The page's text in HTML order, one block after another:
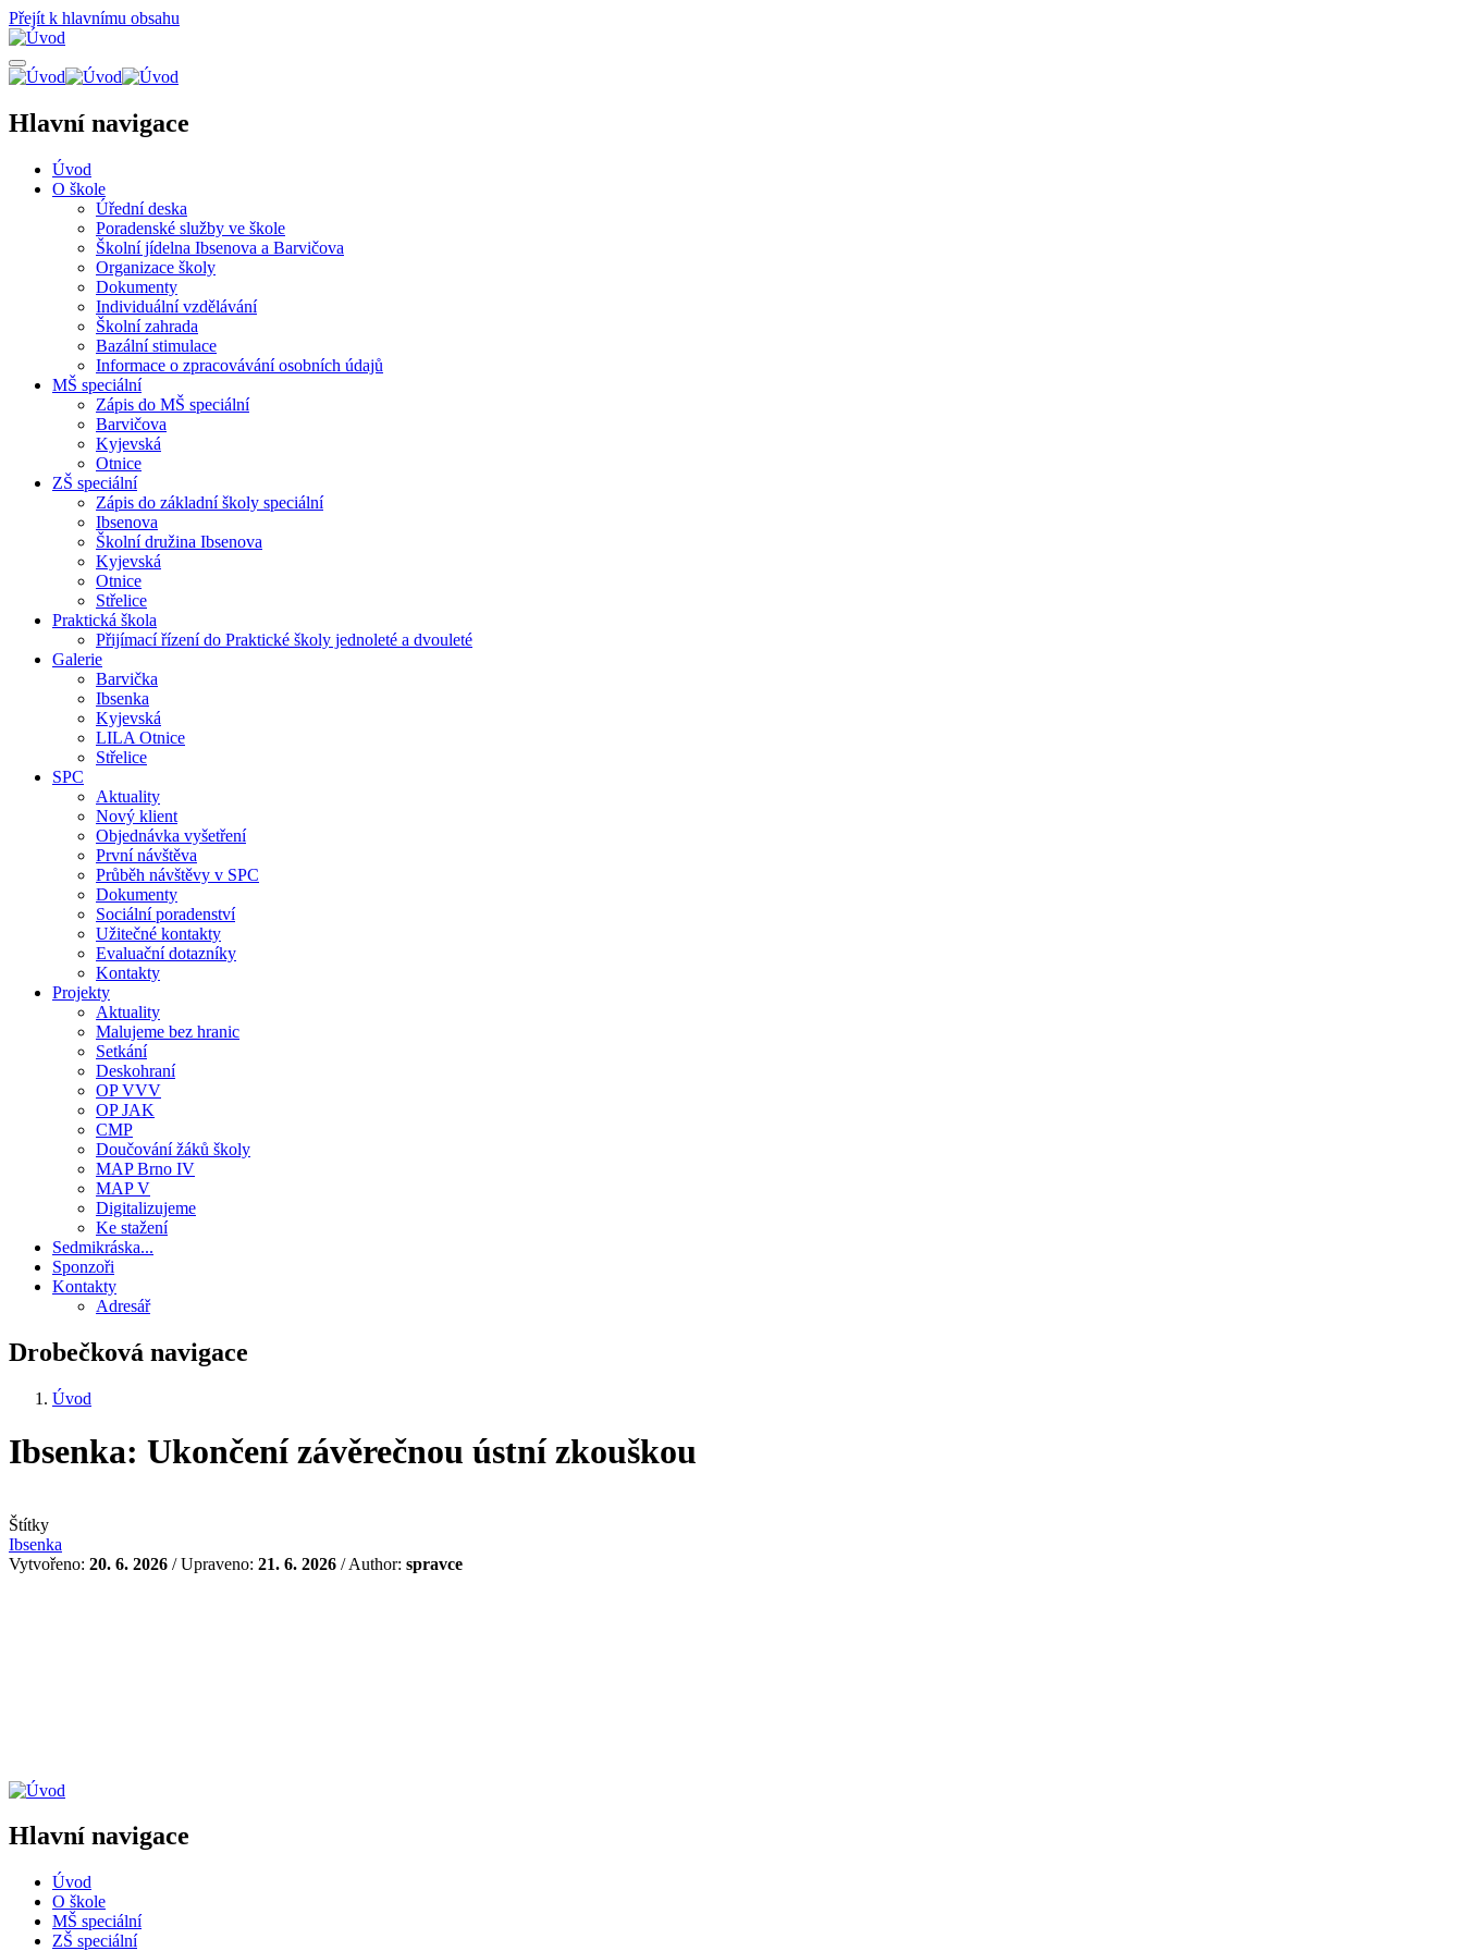
Přejít k hlavnímu obsahu
Hlavní navigace
Úvod
O škole
Úřední deska
Poradenské služby ve škole
Školní jídelna Ibsenova a Barvičova
Organizace školy
Dokumenty
Individuální vzdělávání
Školní zahrada
Bazální stimulace
Informace o zpracovávání osobních údajů
MŠ speciální
Zápis do MŠ speciální
Barvičova
Kyjevská
Otnice
ZŠ speciální
Zápis do základní školy speciální
Ibsenova
Školní družina Ibsenova
Kyjevská
Otnice
Střelice
Praktická škola
Přijímací řízení do Praktické školy jednoleté a dvouleté
Galerie
Barvička
Ibsenka
Kyjevská
LILA Otnice
Střelice
SPC
Aktuality
Nový klient
Objednávka vyšetření
První návštěva
Průběh návštěvy v SPC
Dokumenty
Sociální poradenství
Užitečné kontakty
Evaluační dotazníky
Kontakty
Projekty
Aktuality
Malujeme bez hranic
Setkání
Deskohraní
OP VVV
OP JAK
CMP
Doučování žáků školy
MAP Brno IV
MAP V
Digitalizujeme
Ke stažení
Sedmikráska...
Sponzoři
Kontakty
Adresář
Drobečková navigace
Úvod
Ibsenka: Ukončení závěrečnou ústní zkouškou
Štítky
Ibsenka
Vytvořeno: 20. 6. 2026 / Upraveno: 21. 6. 2026 / Author: spravce
Hlavní navigace
Úvod
O škole
MŠ speciální
ZŠ speciální